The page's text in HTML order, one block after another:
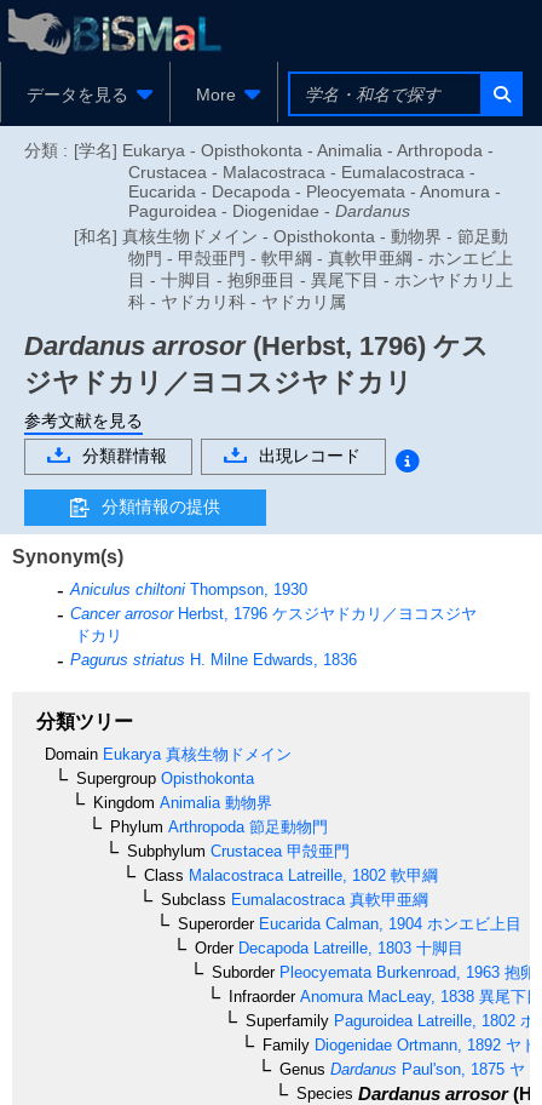
データを見る More
分類 : [学名] Eukarya - Opisthokonta - Animalia - Arthropoda -
Crustacea - Malacostraca - Eumalacostraca -
Eucarida - Decapoda - Pleocyemata - Anomura -
Paguroidea - Diogenidae - Dardanus
[和名] 真核生物ドメイン - Opisthokonta - 動物界 - 節足動
物門 - 甲殻亜門 - 軟甲綱 - 真軟甲亜綱 - ホンエビ上
目 - 十脚目 - 抱卵亜目 - 異尾下目 - ホンヤドカリ上
科 - ヤドカリ科 - ヤドカリ属
Dardanus arrosor(Herbst, 1796) ケス
ジヤドカリ／ヨコスジヤドカリ
参考文献を見る
分類群情報
出現レコード
分類情報の提供
Synonym(s)
Aniculus chiltoni Thompson, 1930
Cancer arrosorHerbst, 1796 ケスジヤドカリ／ヨコスジヤ
ドカリ
Pagurus striatus H. Milne Edwards, 1836
分類ツリー
Domain Eukarya 真核生物ドメイン
Supergroup Opisthokonta
Kingdom Animalia 動物界
Phylum Arthropoda 節足動物門
Subphylum Crustacea 甲殻亜門
Class Malacostraca Latreille, 1802 軟甲綱
Subclass Eumalacostraca 真軟甲亜綱
SuperorderEucarida Calman, 1904 ホンエビ上目
OrderDecapoda Latreille, 1803 十脚目
SuborderPleocyemata Burkenroad, 1963 抱卵
InfraorderAnomura MacLeay, 1838 異尾下目
Superfamily Paguroidea Latreille, 1802 ホ
Family Diogenidae Ortmann, 1892 ヤド
Genus Dardanus Paul'son, 1875 ヤ
Species Dardanus arrosor